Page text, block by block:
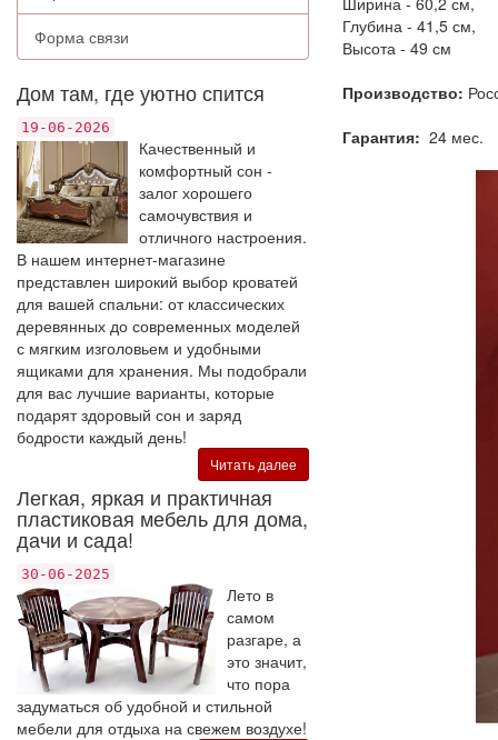
Форма связи
Дом там, где уютно спится
19-06-2026
Качественный и
комфортный сон -
залог хорошего
самочувствия и
отличного настроения.
В нашем интернет-магазине
представлен широкий выбор кроватей
для вашей спальни: от классических
деревянных до современных моделей
с мягким изголовьем и удобными
ящиками для хранения. Мы подобрали
для вас лучшие варианты, которые
подарят здоровый сон и заряд
бодрости каждый день!
Читать далее
Легкая, яркая и практичная
пластиковая мебель для дома,
дачи и сада!
30-06-2025
Лето в
самом
разгаре, а
это значит,
что пора
задуматься об удобной и стильной
мебели для отдыха на свежем воздухе!
Глубина - 41,5 см,
Высота - 49 см
Производство:
Гарантия: 24 мес.